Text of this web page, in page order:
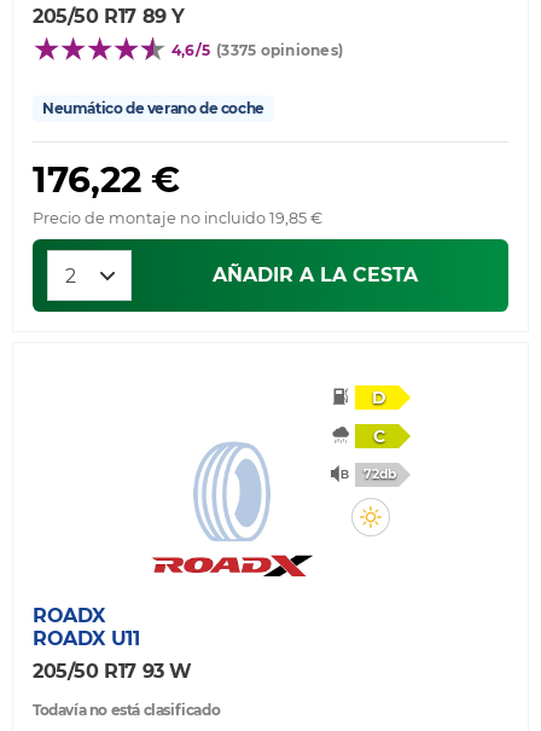
205/50 R17 89 Y
4,6/5 (3375 opiniones)
Neumático de verano de coche
176,22 €
Precio de montaje no incluido 19,85 €
AÑADIR A LA CESTA
D
C
72db
ROADX
ROADX U11
205/50 R17 93 W
Todavía no está clasificado